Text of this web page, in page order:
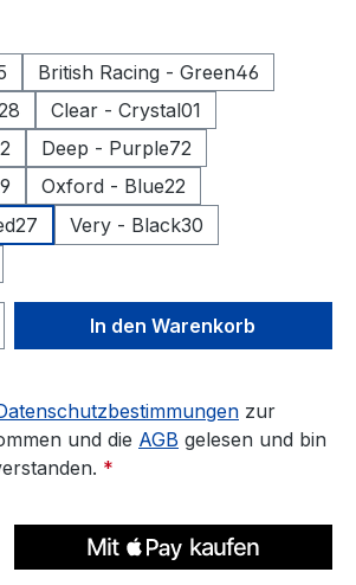
British Racing - Green46
Clear - Crystal01
Deep - Purple72
Oxford - Blue22
Very - Black30
Gib den
In den Warenkorb
zur
und die AGB gelesen und bin
*